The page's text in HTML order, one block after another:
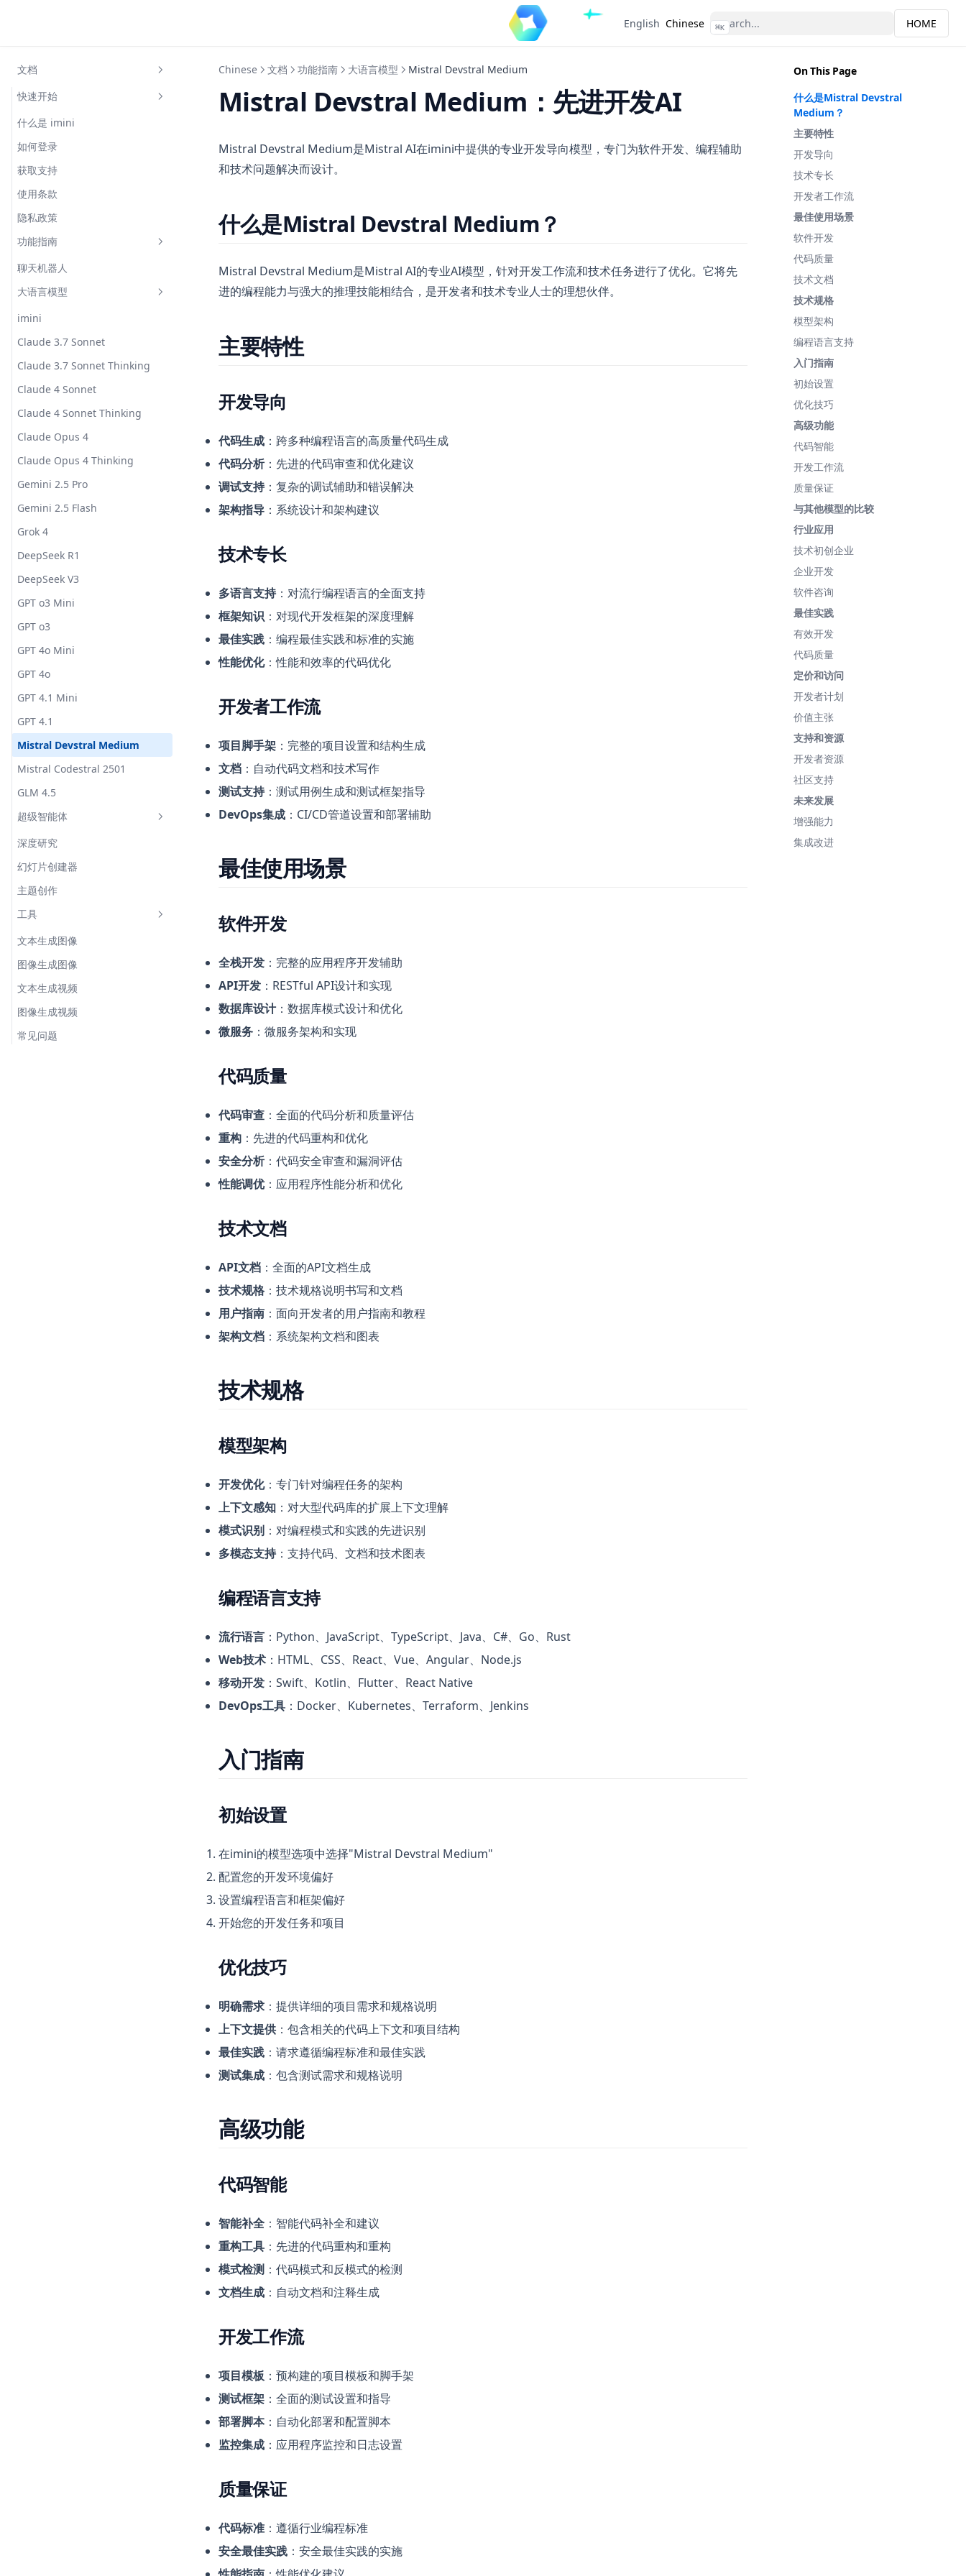
English Chinese ⌘K HOME
文档
快速开始
什么是 imini
如何登录
获取支持
使用条款
隐私政策
功能指南
聊天机器人
大语言模型
imini
Claude 3.7 Sonnet
Claude 3.7 Sonnet Thinking
Claude 4 Sonnet
Claude 4 Sonnet Thinking
Claude Opus 4
Claude Opus 4 Thinking
Gemini 2.5 Pro
Gemini 2.5 Flash
Grok 4
DeepSeek R1
DeepSeek V3
GPT o3 Mini
GPT o3
GPT 4o Mini
GPT 4o
GPT 4.1 Mini
GPT 4.1
Mistral Devstral Medium
Mistral Codestral 2501
GLM 4.5
超级智能体
深度研究
幻灯片创建器
主题创作
工具
文本生成图像
图像生成图像
文本生成视频
图像生成视频
常见问题
On This Page
什么是Mistral Devstral
Medium？
主要特性
开发导向
技术专长
开发者工作流
最佳使用场景
软件开发
代码质量
技术文档
技术规格
模型架构
编程语言支持
入门指南
初始设置
优化技巧
高级功能
代码智能
开发工作流
质量保证
与其他模型的比较
行业应用
技术初创企业
企业开发
软件咨询
最佳实践
有效开发
代码质量
定价和访问
开发者计划
价值主张
支持和资源
开发者资源
社区支持
未来发展
增强能力
集成改进
Chinese 文档 功能指南 大语言模型 Mistral Devstral Medium
Mistral Devstral Medium：先进开发AI
Mistral Devstral Medium是Mistral AI在imini中提供的专业开发导向模型，专门为软件开发、编程辅助
和技术问题解决而设计。
什么是Mistral Devstral Medium？
Mistral Devstral Medium是Mistral AI的专业AI模型，针对开发工作流和技术任务进行了优化。它将先
进的编程能力与强大的推理技能相结合，是开发者和技术专业人士的理想伙伴。
主要特性
开发导向
代码生成 ：跨多种编程语言的高质量代码生成
代码分析：先进的代码审查和优化建议
调试支持：复杂的调试辅助和错误解决
架构指导 ：系统设计和架构建议
技术专长
多语言支持：对流行编程语言的全面支持
框架知识 ：对现代开发框架的深度理解
最佳实践 ：编程最佳实践和标准的实施
性能优化：性能和效率的代码优化
开发者工作流
项目脚手架 ：完整的项目设置和结构生成
文档 ：自动代码文档和技术写作
测试支持：测试用例生成和测试框架指导
DevOps集成 ：CI/CD管道设置和部署辅助
最佳使用场景
软件开发
全栈开发 ：完整的应用程序开发辅助
API开发 ：RESTful API设计和实现
数据库设计：数据库模式设计和优化
微服务 ：微服务架构和实现
代码质量
代码审查 ：全面的代码分析和质量评估
重构 ：先进的代码重构和优化
安全分析：代码安全审查和漏洞评估
性能调优：应用程序性能分析和优化
技术文档
API文档 ：全面的API文档生成
技术规格 ：技术规格说明书写和文档
用户指南 ：面向开发者的用户指南和教程
架构文档 ：系统架构文档和图表
技术规格
模型架构
开发优化：专门针对编程任务的架构
上下文感知 ：对大型代码库的扩展上下文理解
模式识别 ：对编程模式和实践的先进识别
多模态支持：支持代码、文档和技术图表
编程语言支持
流行语言 ：Python、JavaScript、TypeScript、Java、C#、Go、Rust
Web技术 ：HTML、CSS、React、Vue、Angular、Node.js
移动开发 ：Swift、Kotlin、Flutter、React Native
DevOps工具 ：Docker、Kubernetes、Terraform、Jenkins
入门指南
初始设置
在imini的模型选项中选择"Mistral Devstral Medium"
配置您的开发环境偏好
设置编程语言和框架偏好
开始您的开发任务和项目
优化技巧
明确需求 ：提供详细的项目需求和规格说明
上下文提供 ：包含相关的代码上下文和项目结构
最佳实践 ：请求遵循编程标准和最佳实践
测试集成 ：包含测试需求和规格说明
高级功能
代码智能
智能补全 ：智能代码补全和建议
重构工具 ：先进的代码重构和重构
模式检测 ：代码模式和反模式的检测
文档生成 ：自动文档和注释生成
开发工作流
项目模板 ：预构建的项目模板和脚手架
测试框架 ：全面的测试设置和指导
部署脚本：自动化部署和配置脚本
监控集成 ：应用程序监控和日志设置
质量保证
代码标准 ：遵循行业编程标准
安全最佳实践 ：安全最佳实践的实施